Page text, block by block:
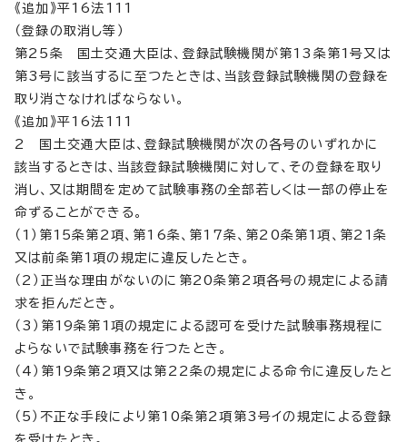
《追加》平16法111
（登録の取消し等）
第25条 国土交通大臣は、登録試験機関が第13条第1号又は
第3号に該当するに至つたときは、当該登録試験機関の登録を
取り消さなければならない。
《追加》平16法111
2 国土交通大臣は、登録試験機関が次の各号のいずれかに
該当するときは、当該登録試験機関に対して、その登録を取り
消し、又は期間を定めて試験事務の全部若しくは一部の停止を
命ずることができる。
（1）第15条第2項、第16条、第17条、第20条第1項、第21条
又は前条第1項の規定に違反したとき。
（2）正当な理由がないのに第20条第2項各号の規定による請
求を拒んだとき。
（3）第19条第1項の規定による認可を受けた試験事務規程に
よらないで試験事務を行つたとき。
（4）第19条第2項又は第22条の規定による命令に違反したと
き。
（5）不正な手段により第10条第2項第3号イの規定による登録
を受けたとき。